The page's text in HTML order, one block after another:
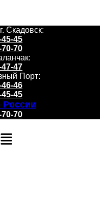
Скадовск:
45
70
47
Порт:
46
45
70